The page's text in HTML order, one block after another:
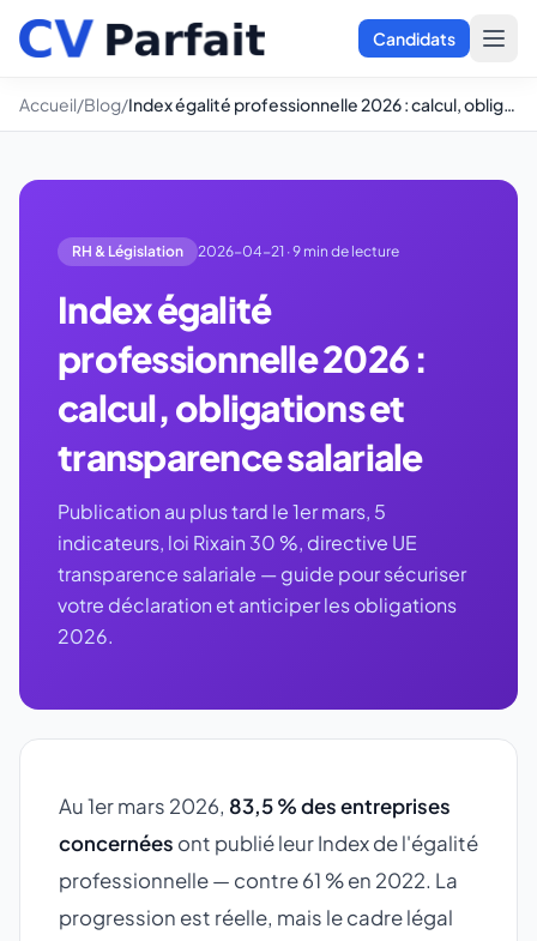
Candidats
Accueil/Blog/ Index égalité professionnelle 2026 : calcul, obligations et transparence salariale
RH & Législation 2026-04-21 · 9 min de lecture
Index égalité
professionnelle 2026 :
calcul, obligations et
transparence salariale
Publication au plus tard le 1er mars, 5
indicateurs, loi Rixain 30 %, directive UE
transparence salariale — guide pour sécuriser
votre déclaration et anticiper les obligations
2026.
Au 1er mars 2026, 83,5 % des entreprises
concernées ont publié leur Index de l'égalité
professionnelle — contre 61 % en 2022. La
progression est réelle, mais le cadre légal